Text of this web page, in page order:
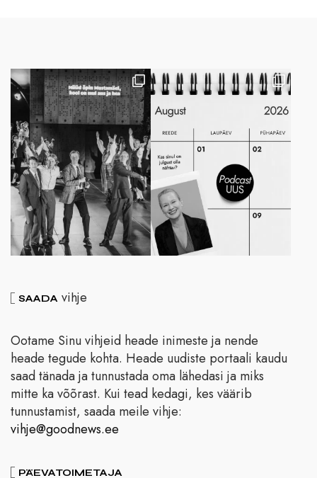
SAADA vihje
Ootame Sinu vihjeid heade inimeste ja nende
heade tegude kohta. Heade uudiste portaali kaudu
saad tänada ja tunnustada oma lähedasi ja miks
mitte ka võõrast. Kui tead kedagi, kes väärib
tunnustamist, saada meile vihje:
vihje@goodnews.ee
PÄEVATOIMETAJA